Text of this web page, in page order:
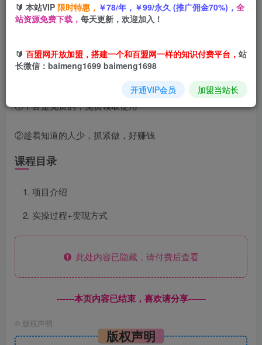
项目介绍
今天给大家带来的项目是《视频号点赞2.0玩法，全新平台，
①平台是免费的，免费领取使用
②趁着知道的人少，抓紧做，好赚钱
课程目录
项目介绍
实操过程+变现方式
此处内容已隐藏，请付费后查看
------本页内容已结束，喜欢请分享------
© 版权声明
版权声明
🔰 本站VIP 限时特惠， ￥78/年，￥99/永久 (推广佣金70%)， 全
站资源免费下载， 每天更新，欢迎加入！
🔰 百盟网开放加盟，搭建一个和百盟网一样的知识付费平台， 站
长微信：baimeng1699 baimeng1698
开通VIP会员 加盟当站长